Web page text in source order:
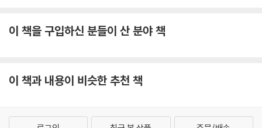
이 책을 구입하신 분들이 산 분야 책
이 책과 내용이 비슷한 추천 책